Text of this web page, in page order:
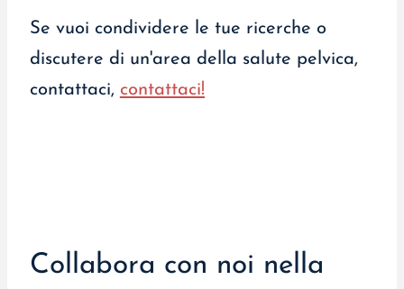
Se vuoi condividere le tue ricerche o
discutere di un'area della salute pelvica,
contattaci, contattaci!
Collabora con noi nella